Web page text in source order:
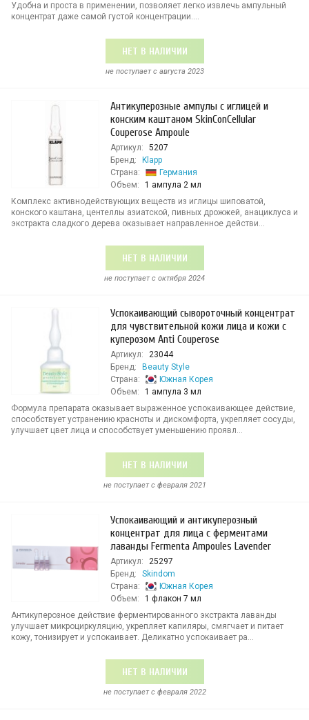
Удобна и проста в применении, позволяет легко извлечь ампульный
концентрат даже самой густой концентрации....
НЕТ В НАЛИЧИИ
не поступает c августа 2023
Антикуперозные ампулы с иглицей и
конским каштаном SkinConCellular
Couperose Ampoule
Артикул:
5207
Бренд:
Klapp
Страна:
Германия
Объем:
1 ампула 2 мл
Комплекс активнодействующих веществ из иглицы шиповатой,
конского каштана, центеллы азиатской, пивных дрожжей, анациклуса и
экстракта сладкого дерева оказывает направленное действи...
НЕТ В НАЛИЧИИ
не поступает c октября 2024
Успокаивающий сывороточный концентрат
для чувствительной кожи лица и кожи с
куперозом Anti Сouperose
Артикул:
23044
Бренд:
Beauty Style
Страна:
Южная Корея
Объем:
1 ампула 3 мл
Формула препарата оказывает выраженное успокаивающее действие,
способствует устранению красноты и дискомфорта, укрепляет сосуды,
улучшает цвет лица и способствует уменьшению проявл...
НЕТ В НАЛИЧИИ
не поступает c февраля 2021
Успокаивающий и антикуперозный
концентрат для лица с ферментами
лаванды Fermenta Ampoules Lavender
Артикул:
25297
Бренд:
Skindom
Страна:
Южная Корея
Объем:
1 флакон 7 мл
Антикуперозное действие ферментированного экстракта лаванды
улучшает микроциркуляцию, укрепляет капиляры, смягчает и питает
кожу, тонизирует и успокаивает. Деликатно успокаивает ра...
НЕТ В НАЛИЧИИ
не поступает c февраля 2022